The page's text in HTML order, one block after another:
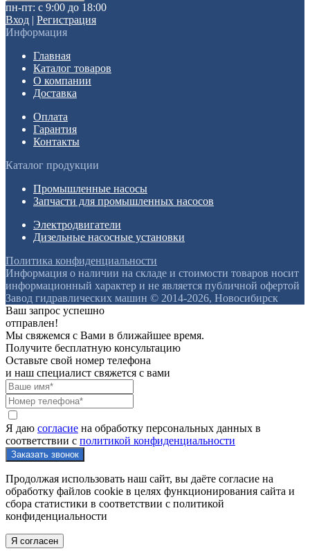
пн-пт: с 9:00 до 18:00
Вход | Регистрация
Информация
Главная
Каталог товаров
О компании
Доставка
Оплата
Гарантия
Контакты
Каталог продукции
Промышленные насосы
Запчасти для промышленных насосов
Электродвигатели
Дизельные насосные установки
Политика конфиденциальности
Информация о наличии на складе и стоимости товаров носит
информационный характер и не является публичной офертой
Завод гидравлических машин © 2014-2026, Новосибирск
Ваш запрос успешно
отправлен!
Мы свяжемся с Вами в ближайшее время.
Получите бесплатную консультацию
Оставьте свой номер телефона
и наш специалист свяжется с вами
Я даю согласие на обработку персональных данных в
соответствии с политикой конфиденциальности
Продолжая использовать наш сайт, вы даёте согласие на
обработку файлов cookie в целях функционирования сайта и
сбора статистики в соответствии с политикой
конфиденциальности
Я согласен